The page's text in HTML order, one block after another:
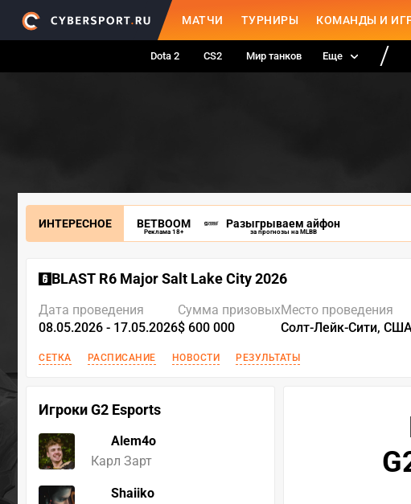
МАТЧИ ТУРНИРЫ КОМАНДЫ И
Dota 2 CS2 Мир танков Еще
ИНТЕРЕСНОЕ BETBOOM
Реклама 18+
Разыгрываем айфон
за прогнозы на MLBB
BLAST R6 Major Salt Lake City 2026
Дата проведения
08.05.2026 - 17.05.2026
Сумма призовых
$ 600 000
Место проведения
Солт-Лейк-Сити,
СЕТКА РАСПИСАНИЕ НОВОСТИ РЕЗУЛЬТАТЫ
Игроки G2 Esports
Alem4o
Карл Зарт
Shaiiko